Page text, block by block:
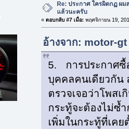
Re: ประกาศ ใครผิดกฏ ผม
แล้วนะครับ
« ตอบกลับ #7 เมื่อ: พฤศจิกายน 19,
อ้างจาก: motor-
5. การประกาศซื้
บุคคลคนเดียวกัน
ตรวจเจอว่าโพส
กระทู้จะต้องไม่ซ้
เพิ่มในกระทู้ที่เค